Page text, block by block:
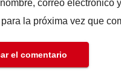
correo electrónico
la próxima vez que